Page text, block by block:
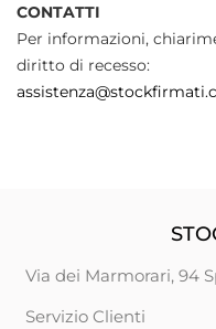
CONTATTI
Per informazioni,
diritto di recesso:
Via dei Marmorari, 94
Servizio Clienti